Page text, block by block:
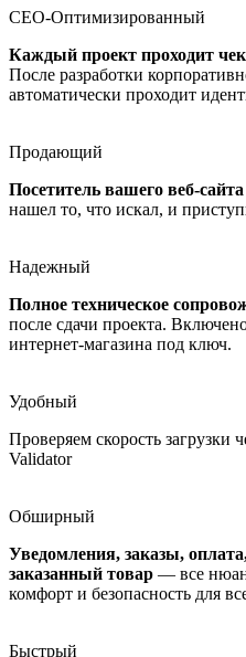
Каждый проект проходит
После разработки
автоматически проходит
Посетитель вашего веб-сайта
нашел то, что искал, и
Полное техническое
после сдачи проекта. Включено
интернет-магазина под ключ.
Проверяем скорость загрузки
Validator
Уведомления, заказы,
заказанный товар
комфорт и безопасность для